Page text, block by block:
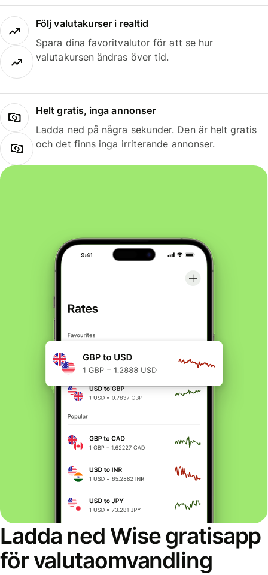
Följ valutakurser i realtid
Spara dina favoritvalutor för att se hur
valutakursen ändras över tid.
Helt gratis, inga annonser
Ladda ned på några sekunder. Den är helt gratis
och det finns inga irriterande annonser.
Ladda ned Wise gratisapp
för valutaomvandling